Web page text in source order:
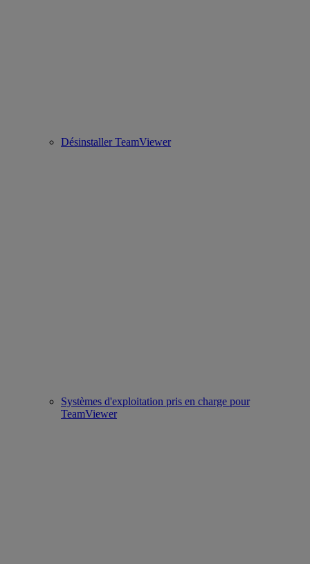
Désinstaller TeamViewer
Systèmes d'exploitation pris en charge pour
TeamViewer